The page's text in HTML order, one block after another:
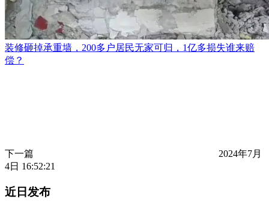
装修砸掉承重墙，200多户居民无家可归，1亿多损失谁来赔
偿？
下一篇
2024年7月
4日 16:52:21
近日发布